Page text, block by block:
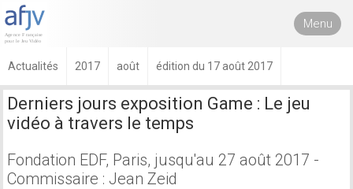
Menu
Actualités 2017 août édition du 17 août 2017
Derniers jours exposition Game : Le jeu
vidéo à travers le temps
Fondation EDF, Paris, jusqu'au 27 août 2017 -
Commissaire : Jean Zeid